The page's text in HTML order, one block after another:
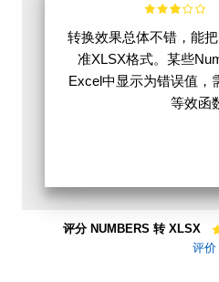
转换效果总体不错，能
准XLSX格式。某些
Excel中显示为错误值，
等效函
评分 NUMBERS 转 XLSX
评价